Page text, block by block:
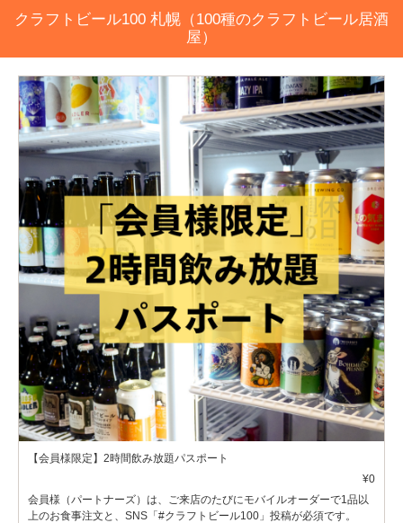
クラフトビール100 札幌（100種のクラフトビール居酒
屋）
【会員様限定】2時間飲み放題パスポート
¥0
会員様（パートナーズ）は、ご来店のたびにモバイルオーダーで1品以
上のお食事注文と、SNS「#クラフトビール100」投稿が必須です。